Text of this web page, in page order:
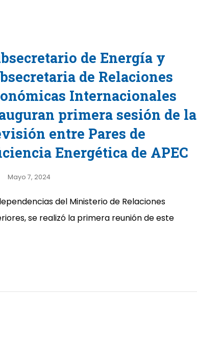
de Energía y
de Relaciones
Internacionales
primera sesión de la
entre Pares de
Energética de APEC
Mayo 7, 2024
del Ministerio de Relaciones
se realizó la primera reunión de este